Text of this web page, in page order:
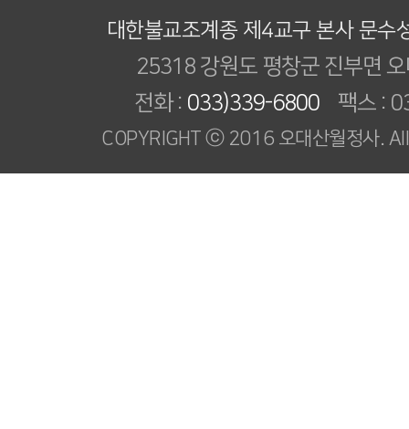
대한불교조계종 제4교구 본사 문수
25318 강원도 평창군 진부면
전화 : 033)339-6800 팩스 :
COPYRIGHT ⓒ 2016 오대산월정사.